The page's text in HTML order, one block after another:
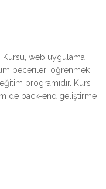
Kursu, web uygulama
becerileri öğrenmek
programıdır. Kurs
de back-end geliştirme